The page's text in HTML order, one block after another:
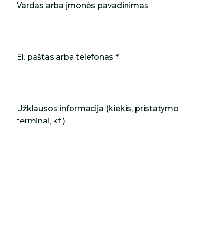
Vardas arba įmonės pavadinimas
El. paštas arba telefonas *
Užklausos informacija (kiekis, pristatymo
terminai, kt.)